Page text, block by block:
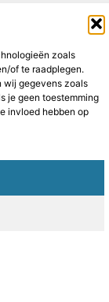
zoals
of te raadplegen.
wij gegevens zoals
je geen toestemming
invloed hebben op
Uit De Media
online autoriteit
vrijheid